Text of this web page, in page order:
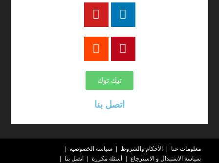
تيك توك
اتصل بنا
معلومات عنا الأحكام والشروط
سياسة الخصوصية
سياسة الاستبدال و الاسترجاع
أسئلة مكررة اتصل بنا